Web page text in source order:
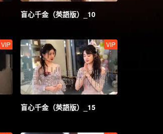
盲心千金（英語版）_10
VIP VIP
盲心千金（英語版）_15